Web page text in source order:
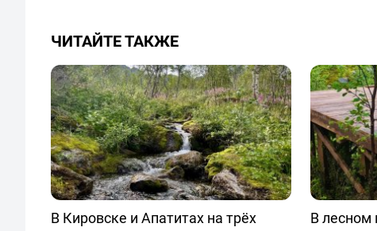
ЧИТАЙТЕ ТАКЖЕ
В Кировске и Апатитах на трёх
В лесном